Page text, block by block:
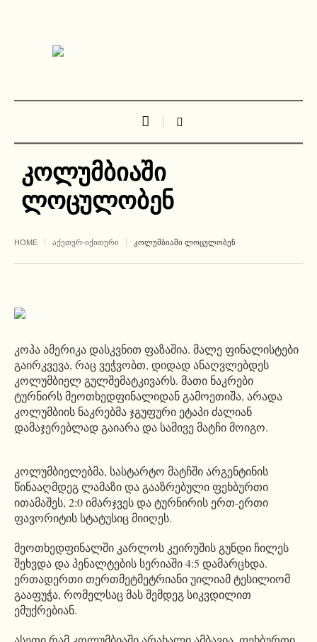
კოლუმბიაში
ლოცულობენ
HOME ᲐᲥᲔᲗᲣᲠ-ᲘᲥᲘᲗᲣᲠᲘ ᲙᲝᲚᲣᲛᲑᲘᲐᲨᲘ ᲚᲝᲪᲣᲚᲝᲑᲔᲜ
კოპა ამერიკა დასკვნით ფაზაშია. მალე ფინალისტები
გაირკვევა, რაც ვეჭვობთ, დიდად ანაღვლებდეს
კოლუმბიელ გულშემატკივარს. მათი ნაკრები
ტურნირს მეოთხედფინალიდან გამოეთიშა, არადა
კოლუმბიის ნაკრებმა ჯგუფური ეტაპი ძალიან
დამაჯერებლად გაიარა და სამივე მატჩი მოიგო.
კოლუმბიელებმა, სასტარტო მატჩში არგენტინის
წინააღმდეგ ლამაზი და გააზრებული ფეხბურთი
ითამაშეს, 2:0 იმარჯვეს და ტურნირის ერთ-ერთი
ფავორიტის სტატუსიც მიიღეს.
მეოთხედფინალში კარლოს კეირუშის გუნდი ჩილეს
შეხვდა და პენალტების სერიაში 4:5 დამარცხდა.
ერთადერთი თერთმეტმეტრიანი უილიამ ტესილიომ
გააფუჭა, რომელსაც მას შემდეგ სიკვდილით
ემუქრებიან.